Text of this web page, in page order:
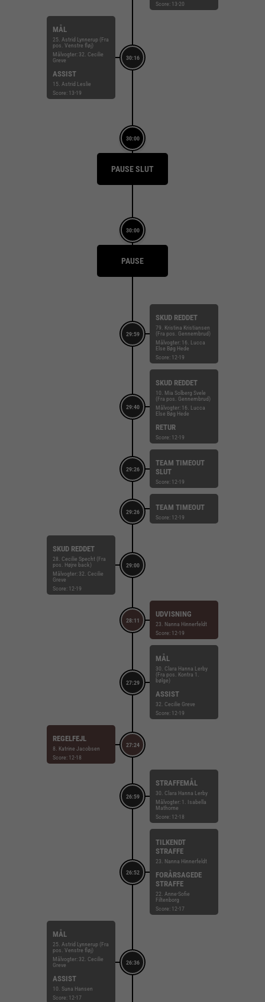
Score: 13-20
30:16
MÅL
25. Astrid Lynnerup (Fra
pos. Venstre fløj)
Målvogter: 32. Cecilie
Greve
ASSIST
15. Astrid Leslie
Score: 13-19
30:00
PAUSE SLUT
30:00
PAUSE
29:59
SKUD REDDET
79. Kristina Kristiansen
(Fra pos. Gennembrud)
Målvogter: 16. Lucca
Else Bøg Hede
Score: 12-19
29:40
SKUD REDDET
10. Mia Solberg Svele
(Fra pos. Gennembrud)
Målvogter: 16. Lucca
Else Bøg Hede
RETUR
Score: 12-19
29:26
TEAM TIMEOUT
SLUT
Score: 12-19
29:26
TEAM TIMEOUT
Score: 12-19
29:00
SKUD REDDET
28. Cecilie Specht (Fra
pos. Højre back)
Målvogter: 32. Cecilie
Greve
Score: 12-19
28:11
UDVISNING
23. Nanna Hinnerfeldt
Score: 12-19
27:29
MÅL
30. Clara Hanna Lerby
(Fra pos. Kontra 1.
bølge)
ASSIST
32. Cecilie Greve
Score: 12-19
27:24
REGELFEJL
8. Katrine Jacobsen
Score: 12-18
26:59
STRAFFEMÅL
30. Clara Hanna Lerby
Målvogter: 1. Isabella
Mathorne
Score: 12-18
26:52
TILKENDT
STRAFFE
23. Nanna Hinnerfeldt
FORÅRSAGEDE
STRAFFE
22. Anne-Sofie
Filtenborg
Score: 12-17
26:36
MÅL
25. Astrid Lynnerup (Fra
pos. Venstre fløj)
Målvogter: 32. Cecilie
Greve
ASSIST
10. Suna Hansen
Score: 12-17